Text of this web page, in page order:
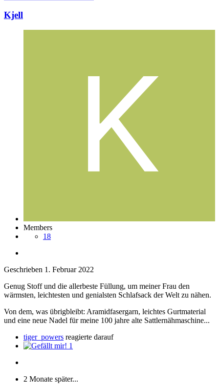
Kjell
Members
18
Geschrieben 1. Februar 2022
Genug Stoff und die allerbeste Füllung, um meiner Frau den
wärmsten, leichtesten und genialsten Schlafsack der Welt zu nähen.
Von dem, was übrigbleibt: Aramidfasergarn, leichtes Gurtmaterial
und eine neue Nadel für meine 100 jahre alte Sattlernähmaschine...
tiger_powers reagierte darauf
1
2 Monate später...